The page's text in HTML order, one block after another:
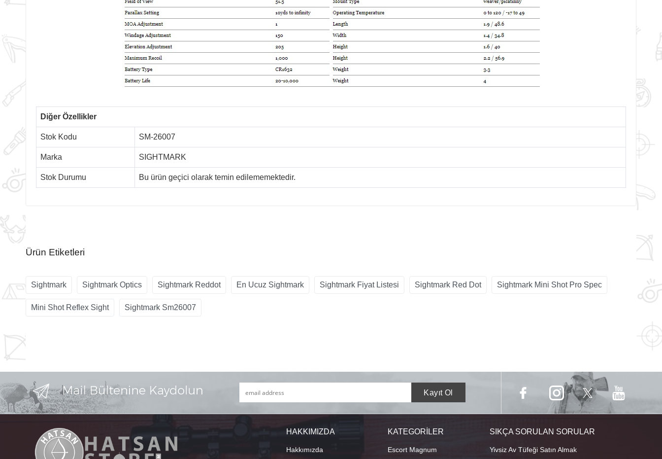
Diğer Özellikler
Stok Kodu SM-26007
Marka SIGHTMARK
Stok Durumu Bu ürün geçici olarak temin edilememektedir.
Ürün Etiketleri
Sightmark Sightmark Optics Sightmark Reddot En Ucuz Sightmark Sightmark Fiyat Listesi Sightmark Red Dot Sightmark Mini Shot Pro Spec
Mini Shot Reflex Sight Sightmark Sm26007
HAKKIMIZDA
Hakkımızda
KATEGORİLER
Escort Magnum
SIKÇA SORULAN SORULAR
Yivsiz Av Tüfeği Satın Almak